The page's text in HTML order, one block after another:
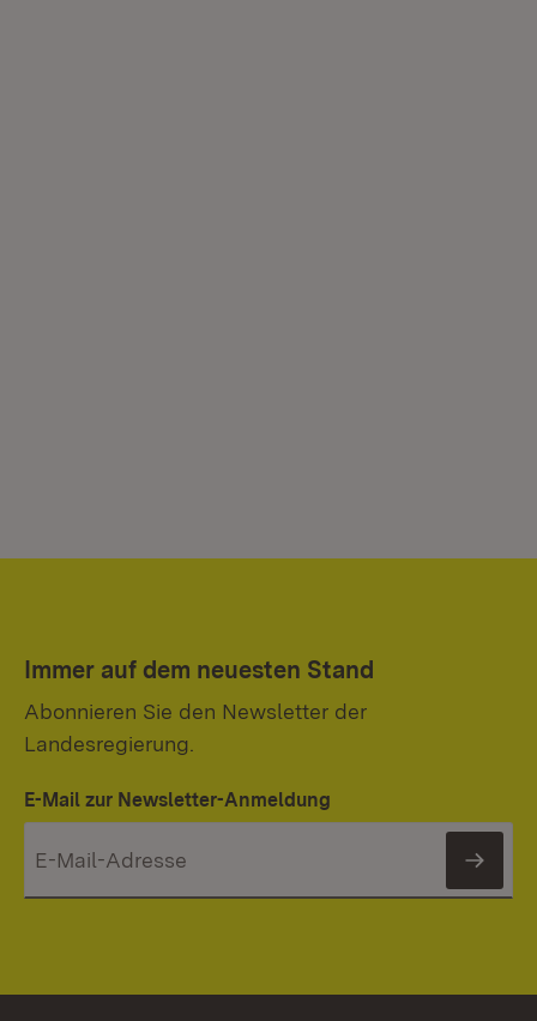
Immer auf dem neuesten Stand
Abonnieren Sie den Newsletter der
Landesregierung.
E-Mail zur Newsletter-Anmeldung